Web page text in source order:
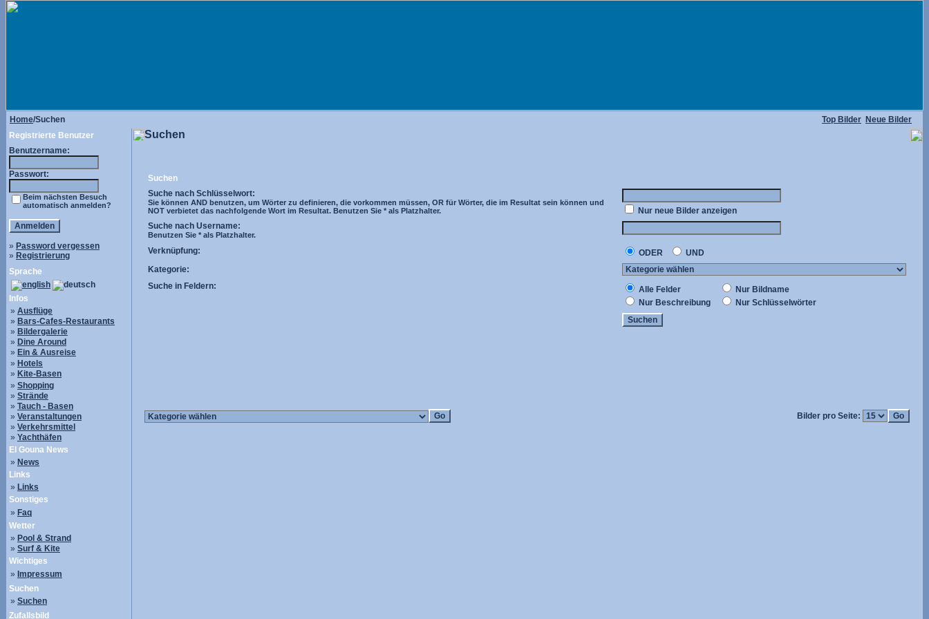
Home/Suchen Top Bilder Neue Bilder
Registrierte Benutzer
Benutzername:
Passwort:
Beim nächsten Besuch
automatisch anmelden?
» Password vergessen
» Registrierung
Sprache
Infos
» Ausflüge
» Bars-Cafes-Restaurants
» Bildergalerie
» Dine Around
» Ein & Ausreise
» Hotels
» Kite-Basen
» Shopping
» Strände
» Tauch - Basen
» Veranstaltungen
» Verkehrsmittel
» Yachthäfen
El Gouna News
» News
Links
» Links
Sonstiges
» Faq
Wetter
» Pool & Strand
» Surf & Kite
Wichtiges
» Impressum
Suchen
» Suchen
Zufallsbild
Suchen
Suchen
Suche nach Schlüsselwort:
Sie können AND benutzen, um Wörter zu definieren, die vorkommen müssen, OR für Wörter, die im Resultat sein können und
NOT verbietet das nachfolgende Wort im Resultat. Benutzen Sie * als Platzhalter.
Nur neue Bilder anzeigen
Suche nach Username:
Benutzen Sie * als Platzhalter.
Verknüpfung: ODER
UND
Kategorie:
Suche in Feldern:
Alle Felder
Nur Bildname
Nur Beschreibung
Nur Schlüsselwörter
Bilder pro Seite: